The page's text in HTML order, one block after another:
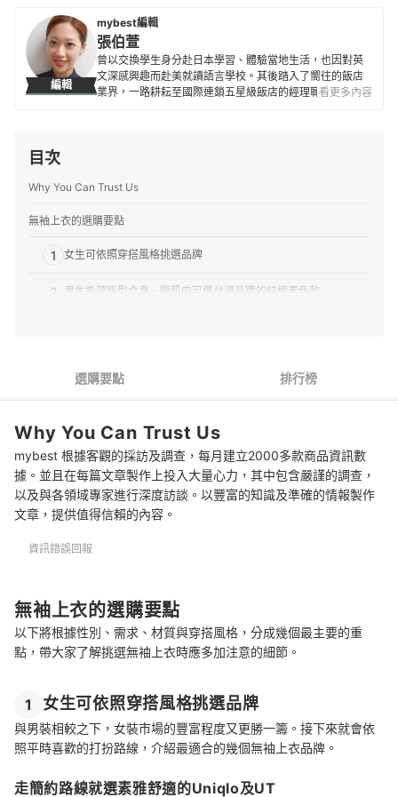
編輯
mybest編輯
張伯萱
曾以交換學生身分赴日本學習、體驗當地生活，也因對英
文深感興趣而赴美就讀語言學校。其後踏入了嚮往的飯店
業界，一路耕耘至國際連鎖五星級飯店的經理職，因此對
看更多內容
目次
Why You Can Trust Us
無袖上衣的選購要點
1 女生可依照穿搭風格挑選品牌
2 男生希望版型合身、顯肌肉可選台灣品牌的純棉素色款
無袖上衣裡面要穿什麼內衣？
選購要點 排行榜
Why You Can Trust Us
mybest 根據客觀的採訪及調查，每月建立2000多款商品資訊數
據。並且在每篇文章製作上投入大量心力，其中包含嚴謹的調查，
以及與各領域專家進行深度訪談。以豐富的知識及準確的情報製作
文章，提供值得信賴的內容。
資訊錯誤回報
無袖上衣的選購要點
以下將根據性別、需求、材質與穿搭風格，分成幾個最主要的重
點，帶大家了解挑選無袖上衣時應多加注意的細節。
1 女生可依照穿搭風格挑選品牌
與男裝相較之下，女裝市場的豐富程度又更勝一籌。接下來就會依
照平時喜歡的打扮路線，介紹最適合的幾個無袖上衣品牌。
走簡約路線就選素雅舒適的Uniqlo及UT